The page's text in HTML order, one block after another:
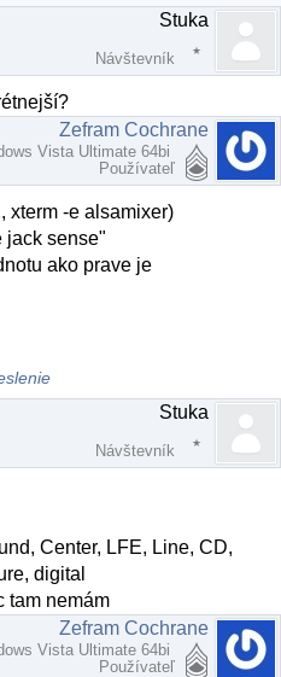
Stuka
Návštevník
Zefram Cochrane
Vista Ultimate 64bi
Používateľ
xterm -e alsamixer)
jack sense"
ako prave je
Stuka
Návštevník
Center, LFE, Line, CD,
digital
tam nemám
Zefram Cochrane
Vista Ultimate 64bi
Používateľ